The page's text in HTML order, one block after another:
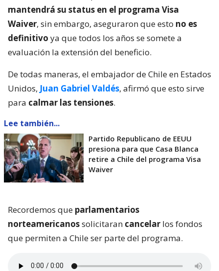
mantendrá su status en el programa Visa
Waiver, sin embargo, aseguraron que esto no es
definitivo ya que todos los años se somete a
evaluación la extensión del beneficio.
De todas maneras, el embajador de Chile en Estados
Unidos, Juan Gabriel Valdés, afirmó que esto sirve
para calmar las tensiones.
Lee también...
Partido Republicano de EEUU
presiona para que Casa Blanca
retire a Chile del programa Visa
Waiver
Recordemos que parlamentarios
norteamericanossolicitaran cancelar los fondos
que permiten a Chile ser parte del programa.